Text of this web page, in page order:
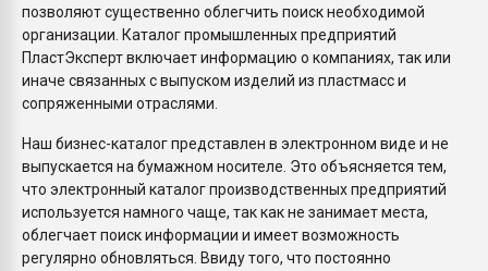
позволяют существенно облегчить поиск необходимой
организации. Каталог промышленных предприятий
ПластЭксперт включает информацию о компаниях, так или
иначе связанных с выпуском изделий из пластмасс и
сопряженными отраслями.
Наш бизнес-каталог представлен в электронном виде и не
выпускается на бумажном носителе. Это объясняется тем,
что электронный каталог производственных предприятий
используется намного чаще, так как не занимает места,
облегчает поиск информации и имеет возможность
регулярно обновляться. Ввиду того, что постоянно